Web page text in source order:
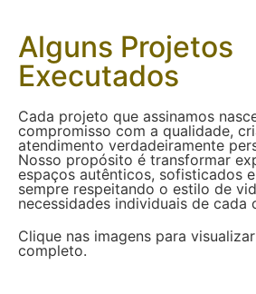
Alguns Projetos
Executados
Cada projeto que assinamos
compromisso com a qualidade,
atendimento verdadeiramente
Nosso propósito é transformar
espaços autênticos, sofisticados
sempre respeitando o estilo de
necessidades individuais de cada
Clique nas imagens para
completo.